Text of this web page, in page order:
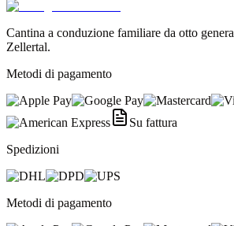
Cantina a conduzione familiare da otto
Zellertal.
Metodi di pagamento
Su fattura
Spedizioni
Metodi di pagamento